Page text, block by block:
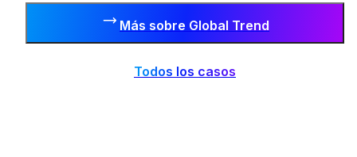
Más sobre Global Trend
Todos los casos